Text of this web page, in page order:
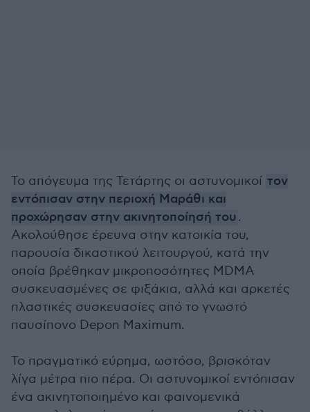
Το απόγευμα της Τετάρτης οι αστυνομικοί τον
εντόπισαν στην περιοχή Μαράθι και
προχώρησαν στην ακινητοποίησή του .
Ακολούθησε έρευνα στην κατοικία του,
παρουσία δικαστικού λειτουργού, κατά την
οποία βρέθηκαν μικροποσότητες MDMA
συσκευασμένες σε φιξάκια, αλλά και αρκετές
πλαστικές συσκευασίες από το γνωστό
παυσίπονο Depon Maximum.
Το πραγματικό εύρημα, ωστόσο, βρισκόταν
λίγα μέτρα πιο πέρα. Οι αστυνομικοί εντόπισαν
ένα ακινητοποιημένο και φαινομενικά